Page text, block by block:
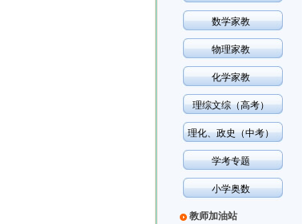
数学家教
物理家教
化学家教
理综文综（高考）
理化、政史（中考）
学考专题
小学奥数
教师加油站